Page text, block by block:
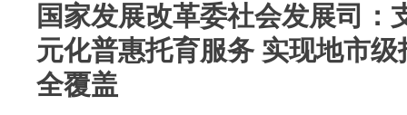
国家发展改革委社会发展司：
元化普惠托育服务 实现地市
全覆盖